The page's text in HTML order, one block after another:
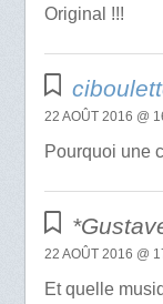
Original !!!
22 AOÛT 2016 @
Pourquoi une
22 AOÛT 2016 @
Et quelle